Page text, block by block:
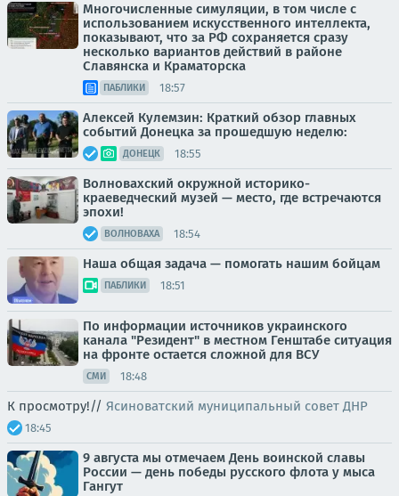
Многочисленные симуляции, в том числе с
использованием искусственного интеллекта,
показывают, что за РФ сохраняется сразу
несколько вариантов действий в районе
Славянска и Краматорска
ПАБЛИКИ 18:57
Алексей Кулемзин: Краткий обзор главных
событий Донецка за прошедшую неделю:
ДОНЕЦК 18:55
Волновахский окружной историко-
краеведческий музей — место, где встречаются
эпохи!
ВОЛНОВАХА 18:54
Наша общая задача — помогать нашим бойцам
ПАБЛИКИ 18:51
По информации источников украинского
канала "Резидент" в местном Генштабе ситуация
на фронте остается сложной для ВСУ
СМИ 18:48
К просмотру!// Ясиноватский муниципальный совет ДНР
18:45
9 августа мы отмечаем День воинской славы
России — день победы русского флота у мыса
Гангут